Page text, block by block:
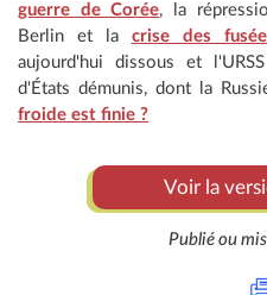
guerre de Corée, la
Berlin et la crise des
aujourd'hui dissous et
d'États démunis, dont la
froide est finie ?
Voir la
Publié ou